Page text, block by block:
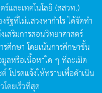
และเทคโนโลยี (สสวท.)
รัฐที่ไม่แสวงหากำไรได้จัดทำ
เสริมการสอนวิทยาศาสตร์
รศึกษา โดยเน้นการศึกษาขั้น
ลหรือเนื้อหาใด ๆ ที่ละเมิด
โปรดแจ้งให้ทราบเพื่อดำเนิน
ดยเร็วที่สุด